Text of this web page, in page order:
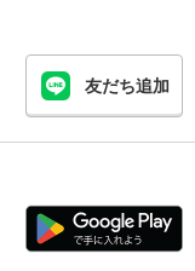
友だち追加